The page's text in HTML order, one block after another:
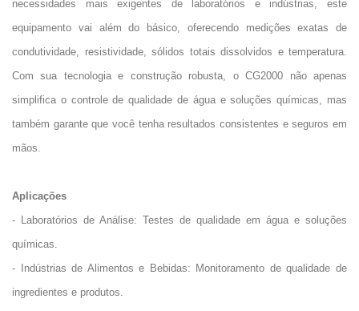
necessidades mais exigentes de laboratórios e indústrias, este
equipamento vai além do básico, oferecendo medições exatas de
condutividade, resistividade, sólidos totais dissolvidos e temperatura.
Com sua tecnologia e construção robusta, o CG2000 não apenas
simplifica o controle de qualidade de água e soluções químicas, mas
também garante que você tenha resultados consistentes e seguros em
mãos.
Aplicações
- Laboratórios de Análise: Testes de qualidade em água e soluções
químicas.
- Indústrias de Alimentos e Bebidas: Monitoramento de qualidade de
ingredientes e produtos.